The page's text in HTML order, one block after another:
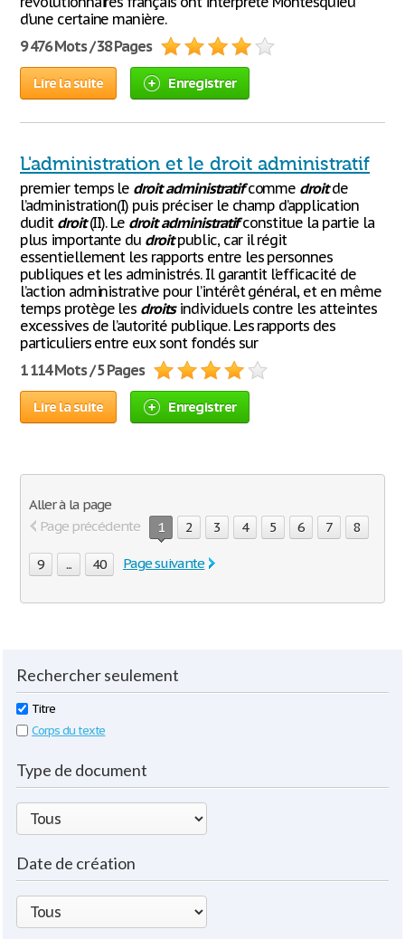
d’une certaine manière.
9 476 Mots / 38 Pages
Lire la suite Enregistrer
L'administration et le droit administratif
premier temps le droit administratifcomme droitde
l’administration(I) puis préciser le champ d’application
dudit droit(II). Le droit administratifconstitue la partie la
plus importante du droitpublic, car il régit
essentiellement les rapports entre les personnes
publiques et les administrés. Il garantit l’efficacité de
l’action administrative pour l’intérêt général, et en même
temps protège les droitsindividuels contre les atteintes
excessives de l’autorité publique. Les rapports des
particuliers entre eux sont fondés sur
1 114 Mots / 5 Pages
Lire la suite Enregistrer
Aller à la page
Page précédente
1 2 3 4 5 6 7 8
9 ... 40 Page suivante
Rechercher seulement
Titre
Corps du texte
Type de document
Date de création